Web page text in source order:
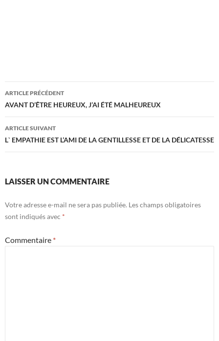
Navigation
des
articles
ARTICLE PRÉCÉDENT
AVANT D’ÊTRE HEUREUX, J’AI ÉTÉ MALHEUREUX
ARTICLE SUIVANT
L` EMPATHIE EST L’AMI DE LA GENTILLESSE ET DE LA DÉLICATESSE
LAISSER UN COMMENTAIRE
Votre adresse e-mail ne sera pas publiée. Les champs obligatoires
sont indiqués avec *
Commentaire *